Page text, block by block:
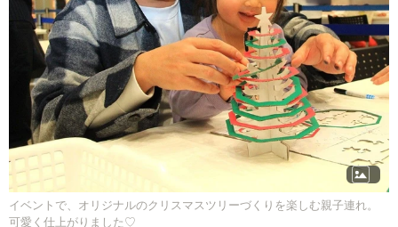
イベントで、オリジナルのクリスマスツリーづくりを楽しむ親子連れ。
可愛く仕上がりました♡